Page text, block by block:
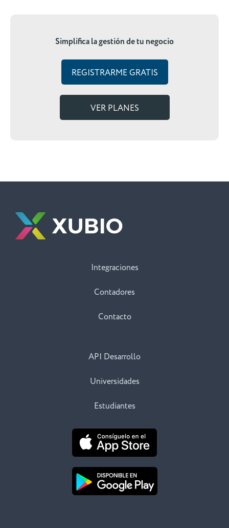
Simplifica la gestión de tu negocio
REGISTRARME GRATIS
VER PLANES
Integraciones
Contadores
Contacto
API Desarrollo
Universidades
Estudiantes